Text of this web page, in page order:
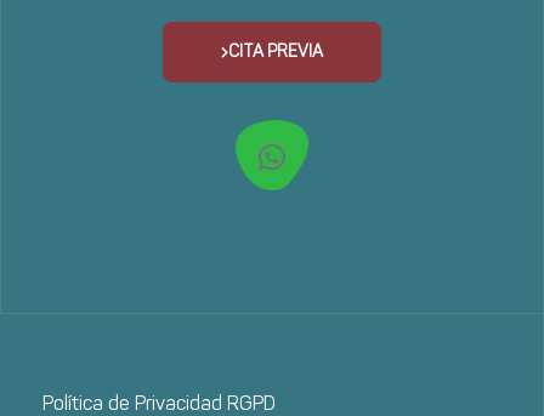
CITA PREVIA
Política de Privacidad RGPD